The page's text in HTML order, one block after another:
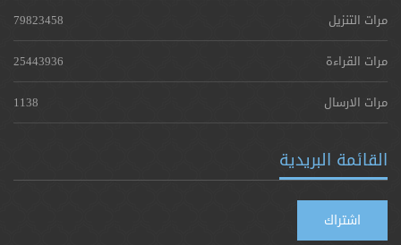
مرات التنزيل
79823458
مرات القراءة
25443936
مرات الارسال
1138
القائمة البريدية
اشتراك